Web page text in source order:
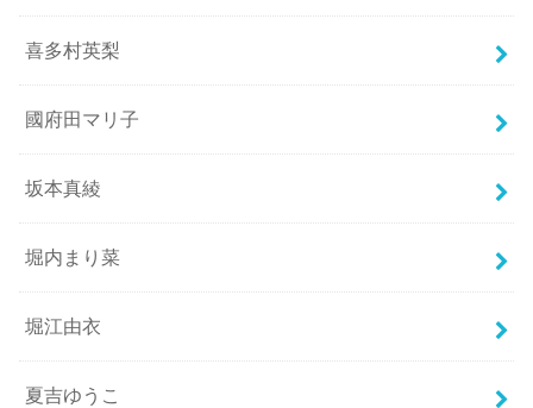
喜多村英梨
國府田マリ子
坂本真綾
堀内まり菜
堀江由衣
夏吉ゆうこ